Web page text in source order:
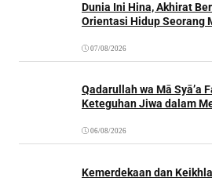
Dunia Ini Hina, Akhirat
Orientasi Hidup Seorang
07/08/2026
Qadarullah wa Mā Syā’a
Keteguhan Jiwa dalam
06/08/2026
Kemerdekaan dan